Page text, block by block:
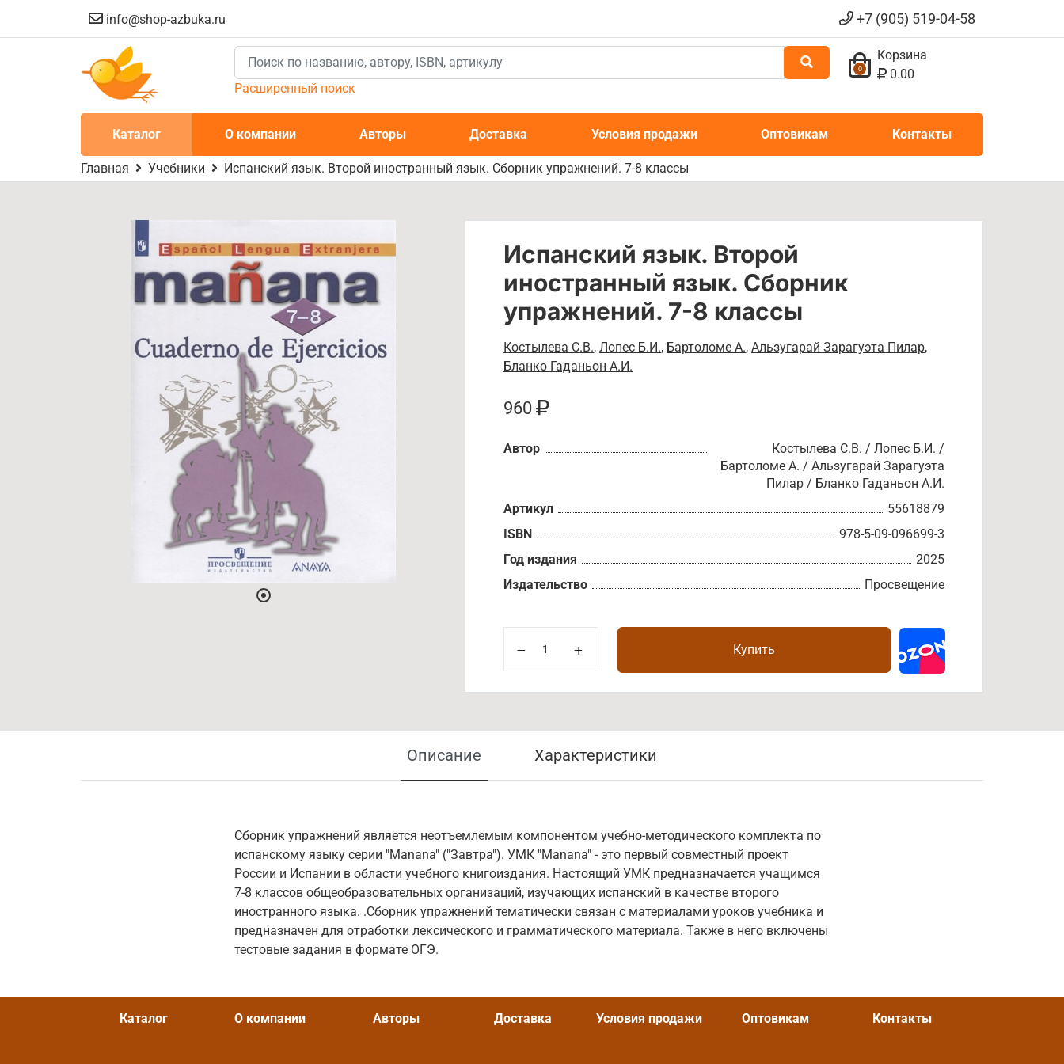
info@shop-azbuka.ru +7 (905) 519-04-58
Расширенный поиск
0
Корзина
0.00
Каталог О компании Авторы Доставка Условия продажи Оптовикам Контакты
Главная Учебники Испанский язык. Второй иностранный язык. Сборник упражнений. 7-8 классы
Испанский язык. Второй
иностранный язык. Сборник
упражнений. 7-8 классы
Костылева С.В., Лопес Б.И., Бартоломе А., Альзугарай Зарагуэта Пилар,
Бланко Гаданьон А.И.
960
Автор
Костылева С.В. / Лопес Б.И. /
Бартоломе А. / Альзугарай Зарагуэта
Пилар / Бланко Гаданьон А.И.
Артикул
55618879
ISBN
978-5-09-096699-3
Год издания
2025
Издательство
Просвещение
Купить
Описание Характеристики
Сборник упражнений является неотъемлемым компонентом учебно-методического комплекта по
испанскому языку серии "Manana" ("Завтра"). УМК "Manana" - это первый совместный проект
России и Испании в области учебного книгоиздания. Настоящий УМК предназначается учащимся
7-8 классов общеобразовательных организаций, изучающих испанский в качестве второго
иностранного языка. .Сборник упражнений тематически связан с материалами уроков учебника и
предназначен для отработки лексического и грамматического материала. Также в него включены
тестовые задания в формате ОГЭ.
Каталог О компании Авторы Доставка Условия продажи Оптовикам Контакты